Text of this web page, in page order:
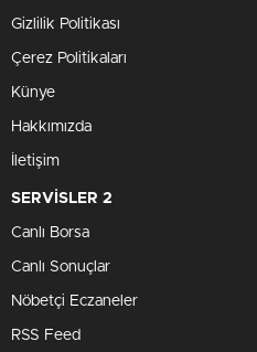
Gizlilik Politikası
Çerez Politikaları
Künye
Hakkımızda
İletişim
SERVİSLER 2
Canlı Borsa
Canlı Sonuçlar
Nöbetçi Eczaneler
RSS Feed